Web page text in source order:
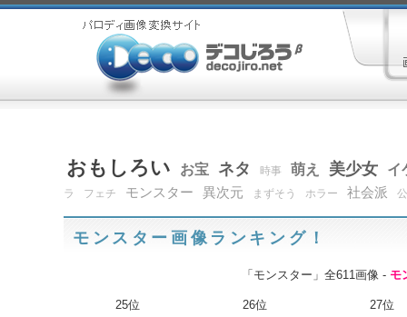
おもしろい お宝 ネタ 時事 萌え 美少女 イ
ラ フェチ モンスター 異次元 まずそう ホラー 社会派
モンスター画像ランキング！
「モンスター」全611画像 - モ
25位 26位 27位